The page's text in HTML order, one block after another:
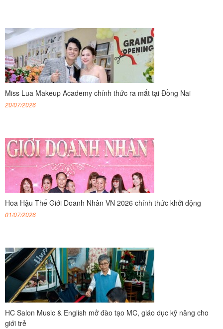
Miss Lua Makeup Academy chính thức ra mắt tại Đồng Nai
20/07/2026
Hoa Hậu Thế Giới Doanh Nhân VN 2026 chính thức khởi động
01/07/2026
HC Salon Music & English mở đào tạo MC, giáo dục kỹ năng cho
giới trẻ